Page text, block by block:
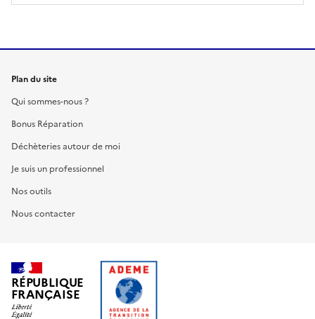
Plan du site
Qui sommes-nous ?
Bonus Réparation
Déchèteries autour de moi
Je suis un professionnel
Nos outils
Nous contacter
RÉPUBLIQUE
FRANÇAISE